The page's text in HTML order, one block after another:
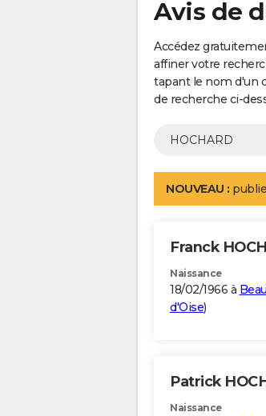
Avis de
Accédez
affiner votre
tapant le nom d'un
de recherche ci-
NOUVEAU :
Franck
Naissance
18/02/1966 à
d'Oise)
Patrick
Naissance